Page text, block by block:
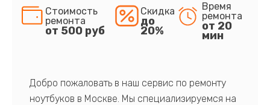
Стоимость
ремонта
от 500 руб
Скидка
до
20%
Время
ремонта
от 20
мин
Добро пожаловать в наш сервис по ремонту
ноутбуков в Москве. Мы специализируемся на